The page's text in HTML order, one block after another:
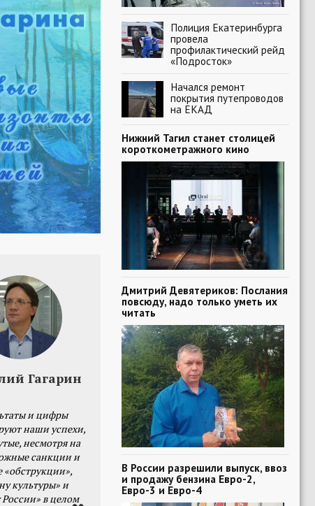
Гагарин
и цифры
наши успехи,
несмотря на
санкции и
«обструкции»,
культуры» и
в целом
Полиция Екатеринбурга
провела
профилактический рейд
«Подросток»
Начался ремонт
покрытия путепроводов
на ЕКАД
Нижний Тагил станет столицей
короткометражного кино
Дмитрий Девятериков: Послания
повсюду, надо только уметь их
читать
В России разрешили выпуск, ввоз
и продажу бензина Евро-2,
Евро-3 и Евро-4